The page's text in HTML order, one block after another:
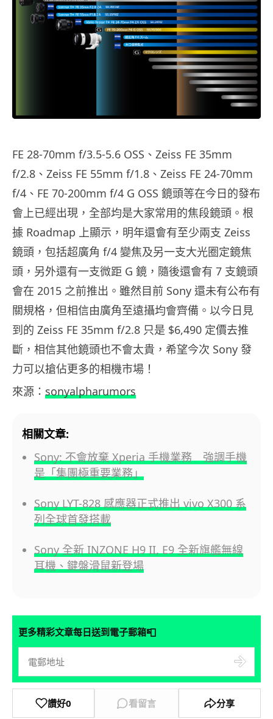
FE 28-70mm f/3.5-5.6 OSS、Zeiss FE 35mm
f/2.8、Zeiss FE 55mm f/1.8、Zeiss FE 24-70mm
f/4、FE 70-200mm f/4 G OSS 鏡頭等在今日的發布
會上已經出現，全部均是大家常用的焦段鏡頭。根
據 Roadmap 上顯示，明年還會有至少兩支 Zeiss
鏡頭，包括超廣角 f/4 變焦及另一支大光圈定鏡焦
頭，另外還有一支微距 G 鏡，隨後還會有 7 支鏡頭
會在 2015 之前推出。雖然目前 Sony 還未有公布有
關規格，但相信由廣角至遠攝均會齊備。以今日見
到的 Zeiss FE 35mm f/2.8 只是 $6,490 定價去推
斷，相信其他鏡頭也不會太貴，希望今次 Sony 發
力可以搶佔更多的相機市場！
來源： sonyalpharumors
相關文章:
Sony: 不會放棄 Xperia 手機業務 強調手機
是「集團極重要業務」
Sony LYT-828 感應器正式推出 vivo X300 系
列全球首發搭載
Sony 全新 INZONE H9 II, E9 全新旗艦無線
耳機、鍵盤滑鼠新登場
更多精彩文章每日送到電子郵箱📮
讚好0 看留言 分享